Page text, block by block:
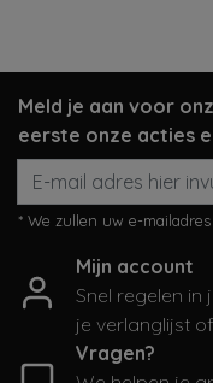
Meld je aan voor
eerste onze acties
* We zullen uw e-
Mijn account
Snel regelen in
je verlanglijst
Vragen?